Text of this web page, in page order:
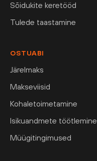
Sõidukite keretööd
Tulede taastamine
OSTUABI
Järelmaks
Makseviisid
Kohaletoimetamine
Isikuandmete töötlemine
Müügitingimused